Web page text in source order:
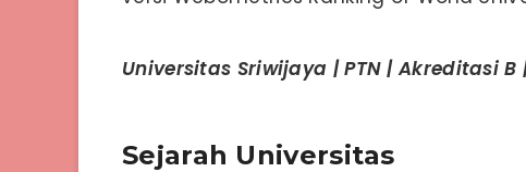
Universitas Sriwijaya | PTN | Akreditasi
Sejarah Universitas